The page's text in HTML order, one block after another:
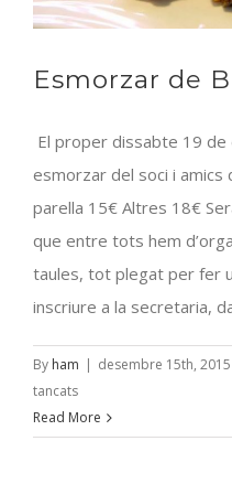
Esmorzar de
El proper dissabte 19
esmorzar del soci i amics
parella 15€ Altres 18€
que entre tots hem
taules, tot plegat per fer
inscriure a la secretaria,
By ham | desembre 15th, 2015
tancatsa
Esmorzar
de
Read More